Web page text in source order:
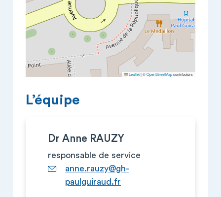
Leaflet|©OpenStreetMapcontributors
L’équipe
Dr Anne RAUZY
responsable de service
anne.rauzy@gh-
paulguiraud.fr